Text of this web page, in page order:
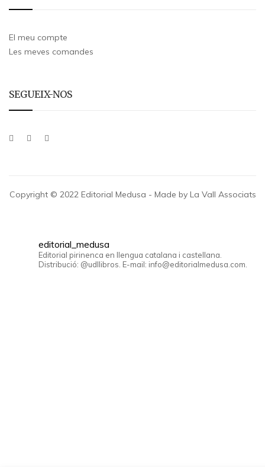
El meu compte
Les meves comandes
SEGUEIX-NOS
Copyright © 2022 Editorial Medusa - Made by La Vall Associats
editorial_medusa
Editorial pirinenca en llengua catalana i castellana.
Distribució: @udllibros. E-mail: info@editorialmedusa.com.